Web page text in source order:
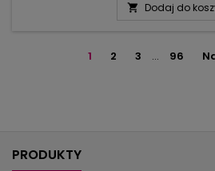
powiedzieć tyle, że łączą w
 Dodaj do
1 2 3 … 96
PRODUKTY